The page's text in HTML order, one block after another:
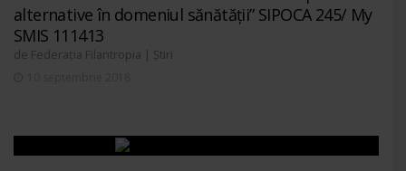
alternative în domeniul sănătății” SIPOCA 245/ My
SMIS 111413
de Federația Filantropia | Știri